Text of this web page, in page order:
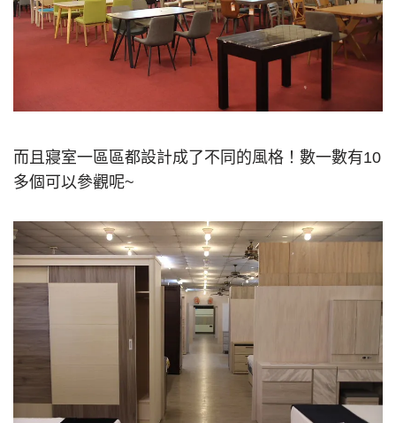
而且寢室一區區都設計成了不同的風格！數一數有10
多個可以參觀呢~